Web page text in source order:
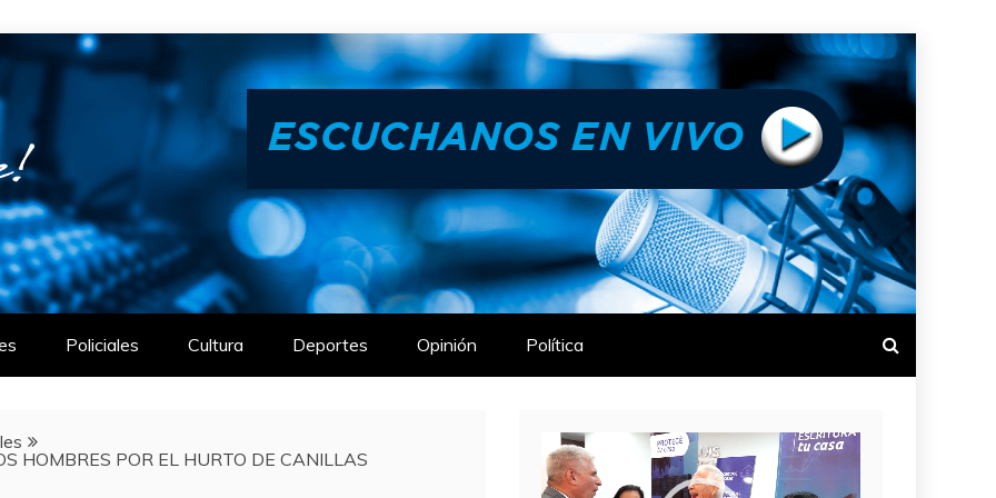
Policiales Cultura Deportes Opinión Política
HOMBRES POR EL HURTO DE CANILLAS
Reproductor
de